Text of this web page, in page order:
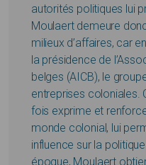
autorités politiques lui
Moulaert demeure
milieux d’affaires, car
la présidence de
belges (AICB), le
entreprises coloniales.
fois exprime et
monde colonial, lui
influence sur la
époque, Moulaert